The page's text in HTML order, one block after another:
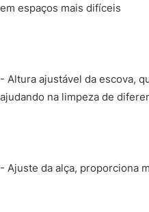
em espaços mais difíceis
- Altura ajustável da escova,
ajudando na limpeza de
- Ajuste da alça, proporciona